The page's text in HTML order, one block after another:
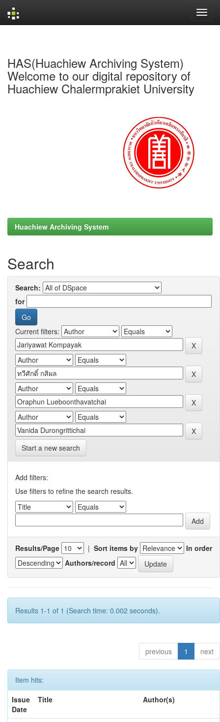
HAS(Huachiew Archiving System)
Welcome to our digital repository of
Huachiew Chalermprakiet University
Huachiew Archiving System
Search
Search:
for
Current filters:
Start a new search
Add filters:
Use filters to refine the search results.
Results/Page | Sort items by
In order
Authors/record
Results 1-1 of 1 (Search time: 0.002 seconds).
previous 1 next
Item hits:
Issue
Date
Title Author(s)